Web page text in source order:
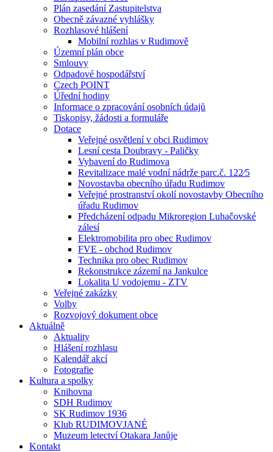
Plán zasedání Zastupitelstva
Obecně závazné vyhlášky
Rozhlasové hlášení
Mobilní rozhlas v Rudimově
Územní plán obce
Smlouvy
Odpadové hospodářství
Czech POINT
Úřední hodiny
Informace o zpracování osobních údajů
Tiskopisy, žádosti a formuláře
Dotace
Veřejné osvětlení v obci Rudimov
Lesní cesta Doubravy - Paličky
Vybavení do Rudimova
Revitalizace malé vodní nádrže parc.č. 122⁄5
Novostavba obecního úřadu Rudimov
Veřejné prostranství okolí novostavby Obecního
úřadu Rudimov
Předcházení odpadu Mikroregion Luhačovské
zálesí
Elektromobilita pro obec Rudimov
FVE - obchod Rudimov
Technika pro obec Rudimov
Rekonstrukce zázemí na Jankulce
Lokalita U vodojemu - ZTV
Veřejné zakázky
Volby
Rozvojový dokument obce
Aktuálně
Aktuality
Hlášení rozhlasu
Kalendář akcí
Fotografie
Kultura a spolky
Knihovna
SDH Rudimov
SK Rudimov 1936
Klub RUDIMOVJANÉ
Muzeum letectví Otakara Janůje
Kontakt